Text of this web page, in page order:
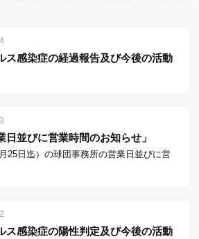
ス感染症の経過報告及び今後の活動
日並びに営業時間のお知らせ」
25日迄）の球団事務所の営業日並びに営
ス感染症の陽性判定及び今後の活動